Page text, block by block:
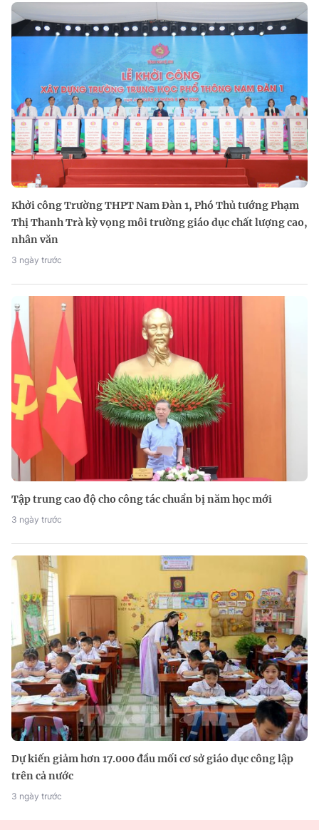
Khởi công Trường THPT Nam Đàn 1, Phó Thủ tướng Phạm
Thị Thanh Trà kỳ vọng môi trường giáo dục chất lượng cao,
nhân văn
3 ngày trước
Tập trung cao độ cho công tác chuẩn bị năm học mới
3 ngày trước
Dự kiến giảm hơn 17.000 đầu mối cơ sở giáo dục công lập
trên cả nước
3 ngày trước